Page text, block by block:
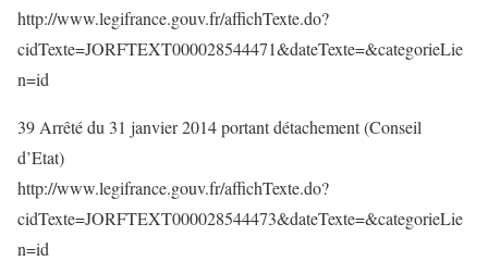
http://www.legifrance.gouv.fr/affichTexte.do?
cidTexte=JORFTEXT000028544471&dateTexte=&categorieLie
n=id
39 Arrêté du 31 janvier 2014 portant détachement (Conseil
d’Etat)
http://www.legifrance.gouv.fr/affichTexte.do?
cidTexte=JORFTEXT000028544473&dateTexte=&categorieLie
n=id